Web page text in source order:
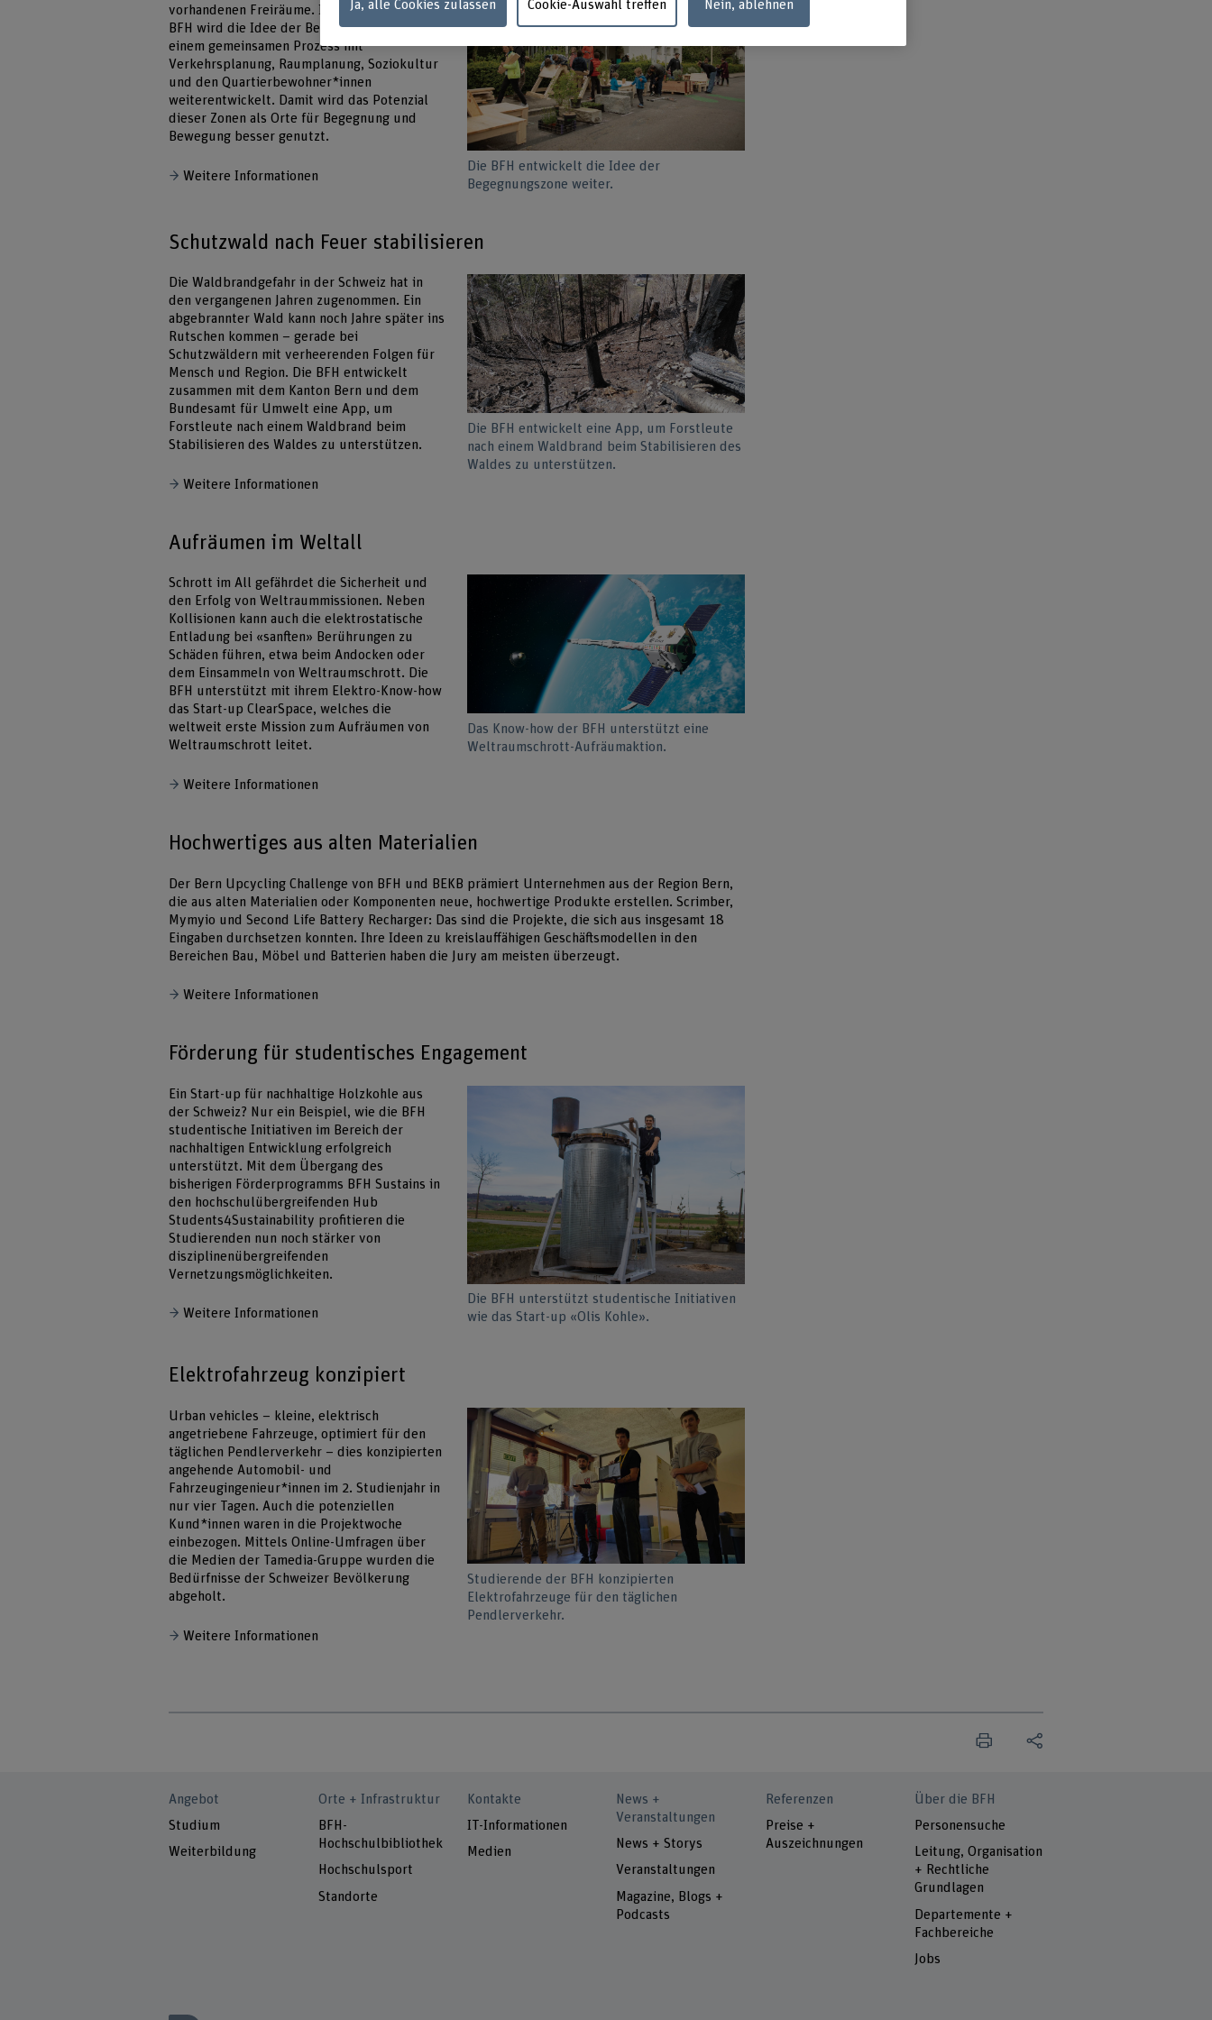
vorhandenen Freiräume. In einem Projekt der
BFH wird die Idee der Begegnungszone in
einem gemeinsamen Prozess mit
Verkehrsplanung, Raumplanung, Soziokultur
und den Quartierbewohner*innen
weiterentwickelt. Damit wird das Potenzial
dieser Zonen als Orte für Begegnung und
Bewegung besser genutzt.
Weitere Informationen
Die BFH entwickelt die Idee der
Begegnungszone weiter.
Schutzwald nach Feuer stabilisieren
Die Waldbrandgefahr in der Schweiz hat in
den vergangenen Jahren zugenommen. Ein
abgebrannter Wald kann noch Jahre später ins
Rutschen kommen – gerade bei
Schutzwäldern mit verheerenden Folgen für
Mensch und Region. Die BFH entwickelt
zusammen mit dem Kanton Bern und dem
Bundesamt für Umwelt eine App, um
Forstleute nach einem Waldbrand beim
Stabilisieren des Waldes zu unterstützen.
Weitere Informationen
Die BFH entwickelt eine App, um Forstleute
nach einem Waldbrand beim Stabilisieren des
Waldes zu unterstützen.
Aufräumen im Weltall
Schrott im All gefährdet die Sicherheit und
den Erfolg von Weltraummissionen. Neben
Kollisionen kann auch die elektrostatische
Entladung bei «sanften» Berührungen zu
Schäden führen, etwa beim Andocken oder
dem Einsammeln von Weltraumschrott. Die
BFH unterstützt mit ihrem Elektro-Know-how
das Start-up ClearSpace, welches die
weltweit erste Mission zum Aufräumen von
Weltraumschrott leitet.
Weitere Informationen
Das Know-how der BFH unterstützt eine
Weltraumschrott-Aufräumaktion.
Hochwertiges aus alten Materialien
Der Bern Upcycling Challenge von BFH und BEKB prämiert Unternehmen aus der Region Bern,
die aus alten Materialien oder Komponenten neue, hochwertige Produkte erstellen. Scrimber,
Mymyio und Second Life Battery Recharger: Das sind die Projekte, die sich aus insgesamt 18
Eingaben durchsetzen konnten. Ihre Ideen zu kreislauffähigen Geschäftsmodellen in den
Bereichen Bau, Möbel und Batterien haben die Jury am meisten überzeugt.
Weitere Informationen
Förderung für studentisches Engagement
Ein Start-up für nachhaltige Holzkohle aus
der Schweiz? Nur ein Beispiel, wie die BFH
studentische Initiativen im Bereich der
nachhaltigen Entwicklung erfolgreich
unterstützt. Mit dem Übergang des
bisherigen Förderprogramms BFH Sustains in
den hochschulübergreifenden Hub
Students4Sustainability profitieren die
Studierenden nun noch stärker von
disziplinenübergreifenden
Vernetzungsmöglichkeiten.
Weitere Informationen
Die BFH unterstützt studentische Initiativen
wie das Start-up «Olis Kohle».
Elektrofahrzeug konzipiert
Urban vehicles – kleine, elektrisch
angetriebene Fahrzeuge, optimiert für den
täglichen Pendlerverkehr – dies konzipierten
angehende Automobil- und
Fahrzeugingenieur*innen im 2. Studienjahr in
nur vier Tagen. Auch die potenziellen
Kund*innen waren in die Projektwoche
einbezogen. Mittels Online-Umfragen über
die Medien der Tamedia-Gruppe wurden die
Bedürfnisse der Schweizer Bevölkerung
abgeholt.
Weitere Informationen
Studierende der BFH konzipierten
Elektrofahrzeuge für den täglichen
Pendlerverkehr.
Angebot
Studium
Weiterbildung
Orte + Infrastruktur
BFH-
Hochschulbibliothek
Hochschulsport
Standorte
Kontakte
IT-Informationen
Medien
News +
Veranstaltungen
News + Storys
Veranstaltungen
Magazine, Blogs +
Podcasts
Referenzen
Preise +
Auszeichnungen
Über die BFH
Personensuche
Leitung, Organisation
+ Rechtliche
Grundlagen
Departemente +
Fachbereiche
Jobs
Ja, alle Cookies zulassen Cookie-Auswahl treffen Nein, ablehnen